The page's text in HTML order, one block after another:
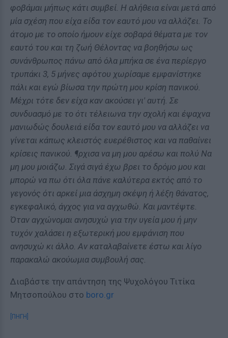
φοβάμαι μήπως κάτι συμβεί. Η αλήθεια είναι μετά από
μία σχέση που είχα είδα τον εαυτό μου να αλλάζει. Το
άτομο με το οποίο ήμουν είχε σοβαρά θέματα με τον
εαυτό του και τη ζωή Θέλοντας να βοηθήσω ως
συνάνθρωπος πάνω από όλα μπήκα σε ένα περίεργο
τρυπάκι 3, 5 μήνες αφότου χωρίσαμε εμφανίστηκε
πάλι και εγώ βίωσα την πρώτη μου κρίση πανικού.
Μέχρι τότε δεν είχα καν ακούσει γι' αυτή. Σε
συνδυασμό με το ότι τέλειωνα την σχολή και έψαχνα
μανιωδώς δουλειά είδα τον εαυτό μου να αλλάζει να
γίνεται κάπως κλειστός ευερέθιστος και να παθαίνει
κρίσεις πανικού. ¶ρχισα να μη μου αρέσω και πολύ Να
μη μου μοιάζω. Σιγά σιγά έχω βρει το δρόμο μου και
μπορώ να πω ότι όλα πάνε καλύτερα εκτός από το
γεγονός ότι αρκεί μια άσχημη σκέψη ή λέξη θάνατος,
εγκεφαλικό, άγχος για να αγχωθώ. Και μαντέψτε.
Όταν αγχώνομαι ανησυχώ για την υγεία μου ή μην
τυχόν χαλάσει η εξωτερική μου εμφάνιση που
ανησυχώ κι άλλο. Αν καταλαβαίνετε έστω και λίγο
παρακαλώ ακούωμια συμβουλή σας.
Διαβάστε την απάντηση της Ψυχολόγου Τιτίκα
Μητσοπούλου στο boro.gr
[ΠΗΓΗ]